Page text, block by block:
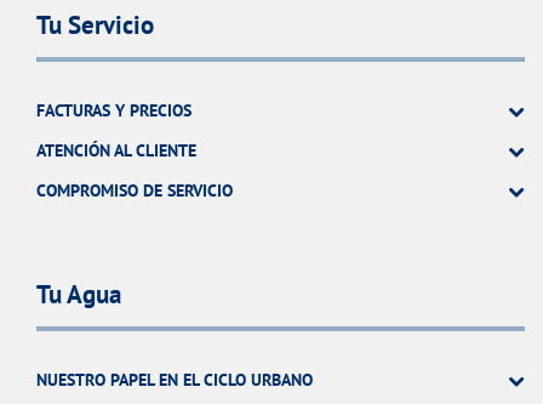
Tu Servicio
FACTURAS Y PRECIOS
ATENCIÓN AL CLIENTE
COMPROMISO DE SERVICIO
Tu Agua
NUESTRO PAPEL EN EL CICLO URBANO